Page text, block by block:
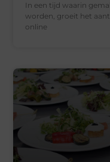
In een tijd waarin
worden, groeit het
online